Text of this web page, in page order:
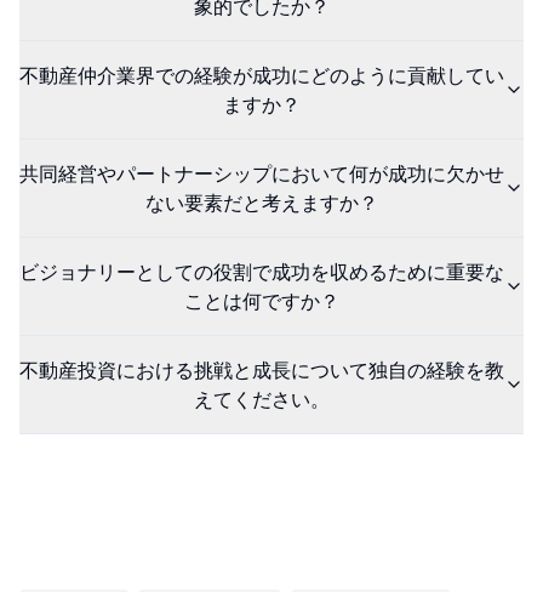
象的でしたか？
不動産仲介業界での経験が成功にどのように貢献してい
ますか？
共同経営やパートナーシップにおいて何が成功に欠かせ
ない要素だと考えますか？
ビジョナリーとしての役割で成功を収めるために重要な
ことは何ですか？
不動産投資における挑戦と成長について独自の経験を教
えてください。